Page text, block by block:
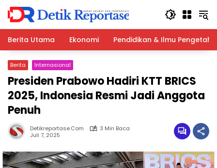
Langsung
konten
Berita Utama
Ekonomi Pendidikan & Ilmu
Berita Internasional
Presiden Prabowo Hadiri KTT BRICS
2025, Indonesia Resmi Jadi Anggota
Penuh
Detikreportase.com
3 Min Baca
Juli 7, 2025